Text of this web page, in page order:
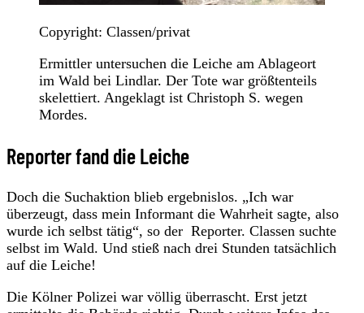
Copyright: Classen/privat
Ermittler untersuchen die Leiche am Ablageort
im Wald bei Lindlar. Der Tote war größtenteils
skelettiert. Angeklagt ist Christoph S. wegen
Mordes.
Reporter fand die Leiche
Doch die Suchaktion blieb ergebnislos. „Ich war
überzeugt, dass mein Informant die Wahrheit sagte, also
wurde ich selbst tätig“, so der Reporter. Classen suchte
selbst im Wald. Und stieß nach drei Stunden tatsächlich
auf die Leiche!
Die Kölner Polizei war völlig überrascht. Erst jetzt